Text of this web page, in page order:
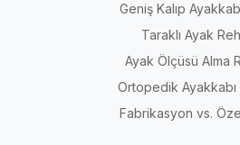
43 Numara Kadın Ayakkabı
44 Numara Kadın Ayakkabı
Geniş Kalıp
Taraklı Ayak
Ayak Ölçüsü Alma
Ortopedik
Fabrikasyon vs.